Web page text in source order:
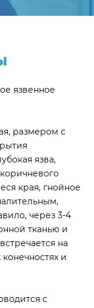
язвенное
размером с
язва,
края, гнойное
через 3-4
тканью и
на
и
с